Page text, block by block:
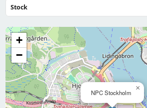
Stock
NPC Stockholm
×
+
−